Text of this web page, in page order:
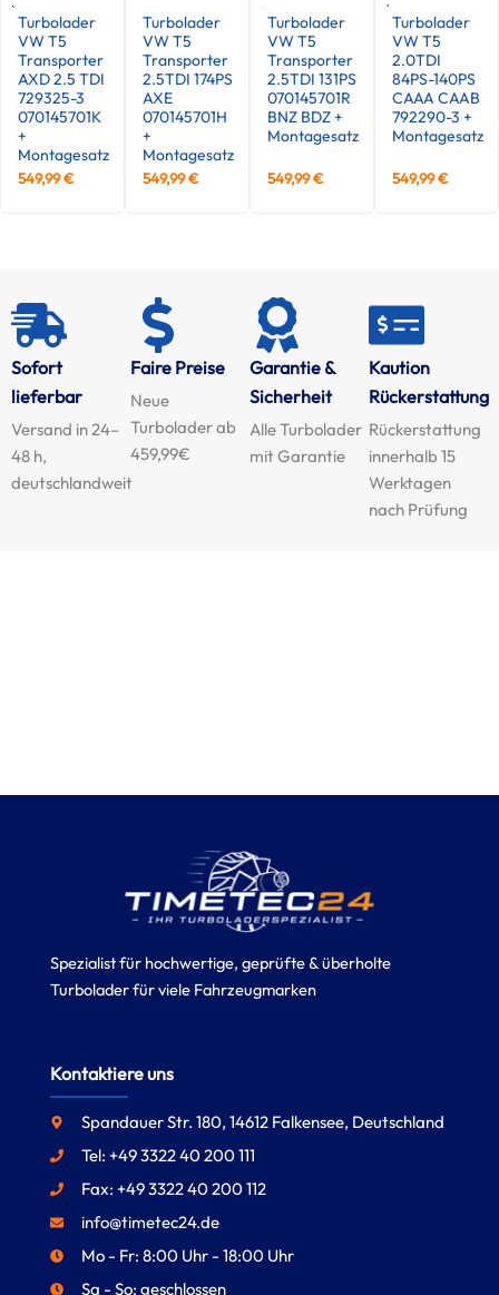
Turbolader
VW T5
Transporter
AXD 2.5 TDI
729325-3
070145701K
+
Montagesatz
549,99€
Turbolader
VW T5
Transporter
2.5TDI 174PS
AXE
070145701H
+
Montagesatz
549,99€
Turbolader
VW T5
Transporter
2.5TDI 131PS
070145701R
BNZ BDZ +
Montagesatz
549,99€
Turbolader
VW T5
2.0TDI
84PS-140PS
CAAA CAAB
792290-3 +
Montagesatz
549,99€
Sofort
lieferbar
Versand in 24–
48 h,
deutschlandweit
Faire Preise
Neue
Turbolader ab
459,99€
Garantie &
Sicherheit
Alle Turbolader
mit Garantie
Kaution
Rückerstattung
Rückerstattung
innerhalb 15
Werktagen
nach Prüfung
Spezialist für hochwertige, geprüfte & überholte
Turbolader für viele Fahrzeugmarken
Kontaktiere uns
Spandauer Str. 180, 14612 Falkensee, Deutschland
Tel: +49 3322 40 200 111
Fax: +49 3322 40 200 112
info@timetec24.de
Mo - Fr: 8:00 Uhr - 18:00 Uhr
Sa - So: geschlossen